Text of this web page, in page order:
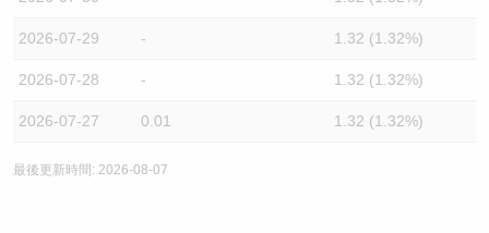
2026-07-29 - 1.32 (1.32%)
2026-07-28 - 1.32 (1.32%)
2026-07-27 0.01 1.32 (1.32%)
最後更新時間: 2026-08-07